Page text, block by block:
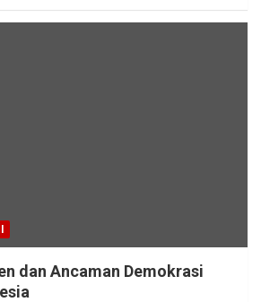
dan Ancaman Demokrasi